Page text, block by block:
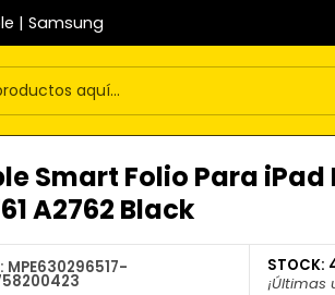
| Samsung
Smart Folio Para iPad
A2762 Black
MPE630296517- STOCK:
¡Últimas